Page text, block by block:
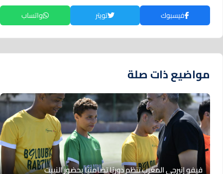
فيسبوك تويتر واتساب
مواضيع ذات صلة
فيفو إنيرجي المغرب تنظم دوريًا تضامنيًا بحضور النيبت